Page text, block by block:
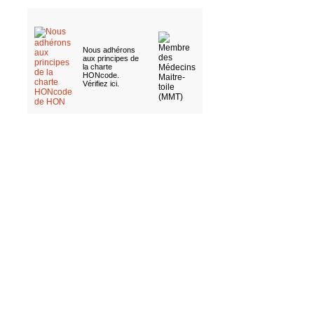
Nous adhérons
aux principes de
la charte
HONcode.
Vérifiez ici.